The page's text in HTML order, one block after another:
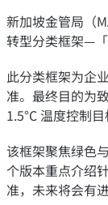
新加坡金管局（
转型分类框架—「
此分类框架为企
准。最终目的为
1.5°C 温度控制目
该框架聚焦绿色
个版本重点介绍
准，未来将会有